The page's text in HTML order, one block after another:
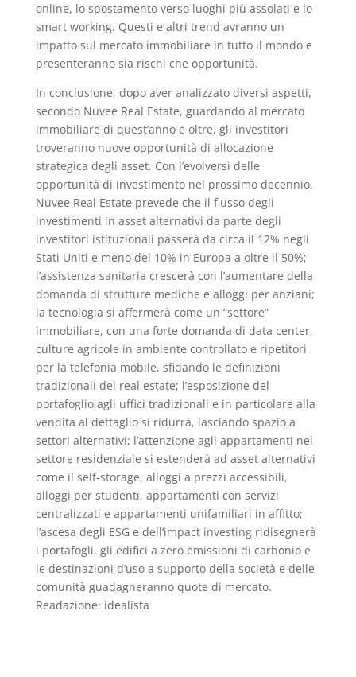
online, lo spostamento verso luoghi più assolati e lo
smart working. Questi e altri trend avranno un
impatto sul mercato immobiliare in tutto il mondo e
presenteranno sia rischi che opportunità.
In conclusione, dopo aver analizzato diversi aspetti,
secondo Nuvee Real Estate, guardando al mercato
immobiliare di quest’anno e oltre, gli investitori
troveranno nuove opportunità di allocazione
strategica degli asset. Con l’evolversi delle
opportunità di investimento nel prossimo decennio,
Nuvee Real Estate prevede che il flusso degli
investimenti in asset alternativi da parte degli
investitori istituzionali passerà da circa il 12% negli
Stati Uniti e meno del 10% in Europa a oltre il 50%;
l’assistenza sanitaria crescerà con l’aumentare della
domanda di strutture mediche e alloggi per anziani;
la tecnologia si affermerà come un “settore”
immobiliare, con una forte domanda di data center,
culture agricole in ambiente controllato e ripetitori
per la telefonia mobile, sfidando le definizioni
tradizionali del real estate; l’esposizione del
portafoglio agli uffici tradizionali e in particolare alla
vendita al dettaglio si ridurrà, lasciando spazio a
settori alternativi; l’attenzione agli appartamenti nel
settore residenziale si estenderà ad asset alternativi
come il self-storage, alloggi a prezzi accessibili,
alloggi per studenti, appartamenti con servizi
centralizzati e appartamenti unifamiliari in affitto;
l’ascesa degli ESG e dell’impact investing ridisegnerà
i portafogli, gli edifici a zero emissioni di carbonio e
le destinazioni d’uso a supporto della società e delle
comunità guadagneranno quote di mercato.
Readazione: idealista